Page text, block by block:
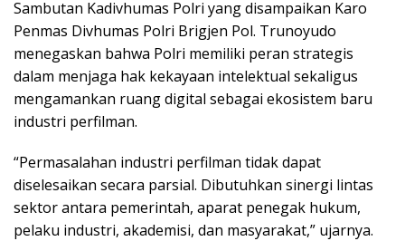
Sambutan Kadivhumas Polri yang disampaikan Karo
Penmas Divhumas Polri Brigjen Pol. Trunoyudo
menegaskan bahwa Polri memiliki peran strategis
dalam menjaga hak kekayaan intelektual sekaligus
mengamankan ruang digital sebagai ekosistem baru
industri perfilman.
“Permasalahan industri perfilman tidak dapat
diselesaikan secara parsial. Dibutuhkan sinergi lintas
sektor antara pemerintah, aparat penegak hukum,
pelaku industri, akademisi, dan masyarakat,” ujarnya.